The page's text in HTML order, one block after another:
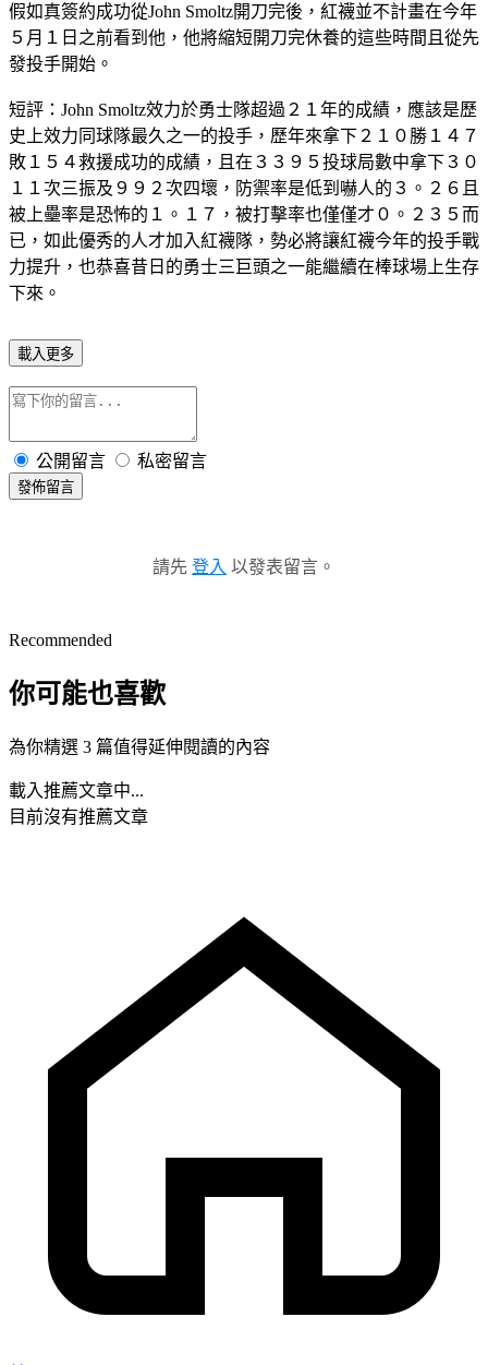
假如真簽約成功從John Smoltz開刀完後，紅襪並不計畫在今年
５月１日之前看到他，他將縮短開刀完休養的這些時間且從先
發投手開始。
短評：John Smoltz效力於勇士隊超過２１年的成績，應該是歷
史上效力同球隊最久之一的投手，歷年來拿下２１０勝１４７
敗１５４救援成功的成績，且在３３９５投球局數中拿下３０
１１次三振及９９２次四壞，防禦率是低到嚇人的３。２６且
被上壘率是恐怖的１。１７，被打擊率也僅僅才０。２３５而
已，如此優秀的人才加入紅襪隊，勢必將讓紅襪今年的投手戰
力提升，也恭喜昔日的勇士三巨頭之一能繼續在棒球場上生存
下來。
載入更多
公開留言 私密留言
發佈留言
請先 登入 以發表留言。
Recommended
你可能也喜歡
為你精選 3 篇值得延伸閱讀的內容
載入推薦文章中...
目前沒有推薦文章